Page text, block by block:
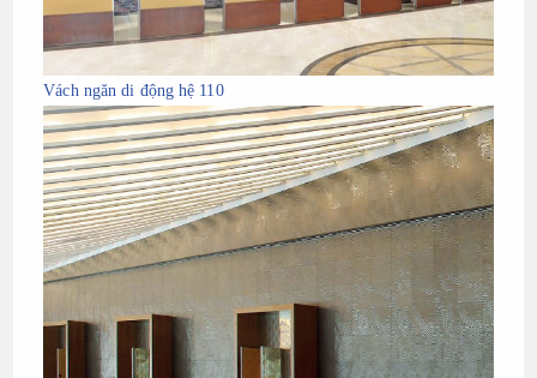
Vách ngăn di động hệ 110